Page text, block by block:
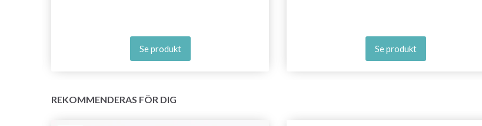
Se produkt Se produkt
REKOMMENDERAS FÖR DIG